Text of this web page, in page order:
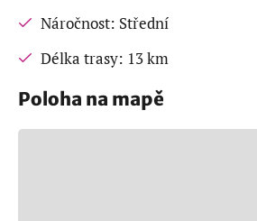
Náročnost: Střední
Délka trasy: 13 km
Poloha na mapě